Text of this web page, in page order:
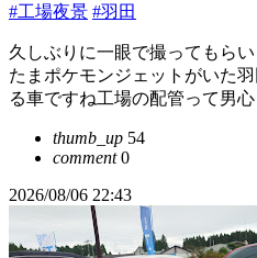
#工場夜景 #羽田
久しぶりに一眼で撮ってもら
たまポケモンジェットがいた
る車ですね工場の配管って男
thumb_up 54
comment0
2026/08/06 22:43